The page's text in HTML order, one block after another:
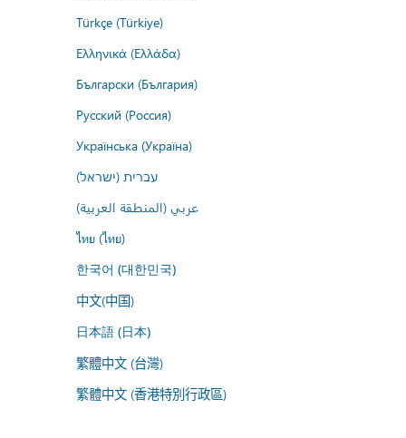
Türkçe (Türkiye)
Ελληνικά (Ελλάδα)
Български (България)
Русский (Россия)
Українська (Україна)
עברית (ישראל)
عربي (المنطقة العربية)
ไทย (ไทย)
한국어 (대한민국)
中文(中国)
日本語 (日本)
繁體中文 (台灣)
繁體中文 (香港特別行政區)